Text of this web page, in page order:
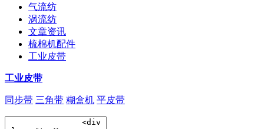
气流纺
涡流纺
文章资讯
梳棉机配件
工业皮带
工业皮带
同步带 三角带 糊盒机 平皮带